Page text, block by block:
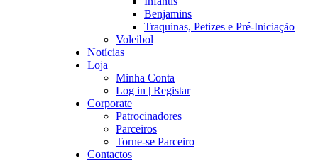
Benjamins
Traquinas, Petizes e Pré-Iniciação
Voleibol
Notícias
Loja
Minha Conta
Log in | Registar
Corporate
Patrocinadores
Parceiros
Torne-se Parceiro
Contactos